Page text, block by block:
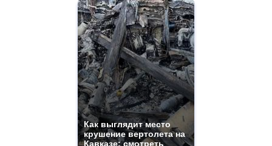
Как выглядит место
крушение вертолета на
Кавказе: смотреть